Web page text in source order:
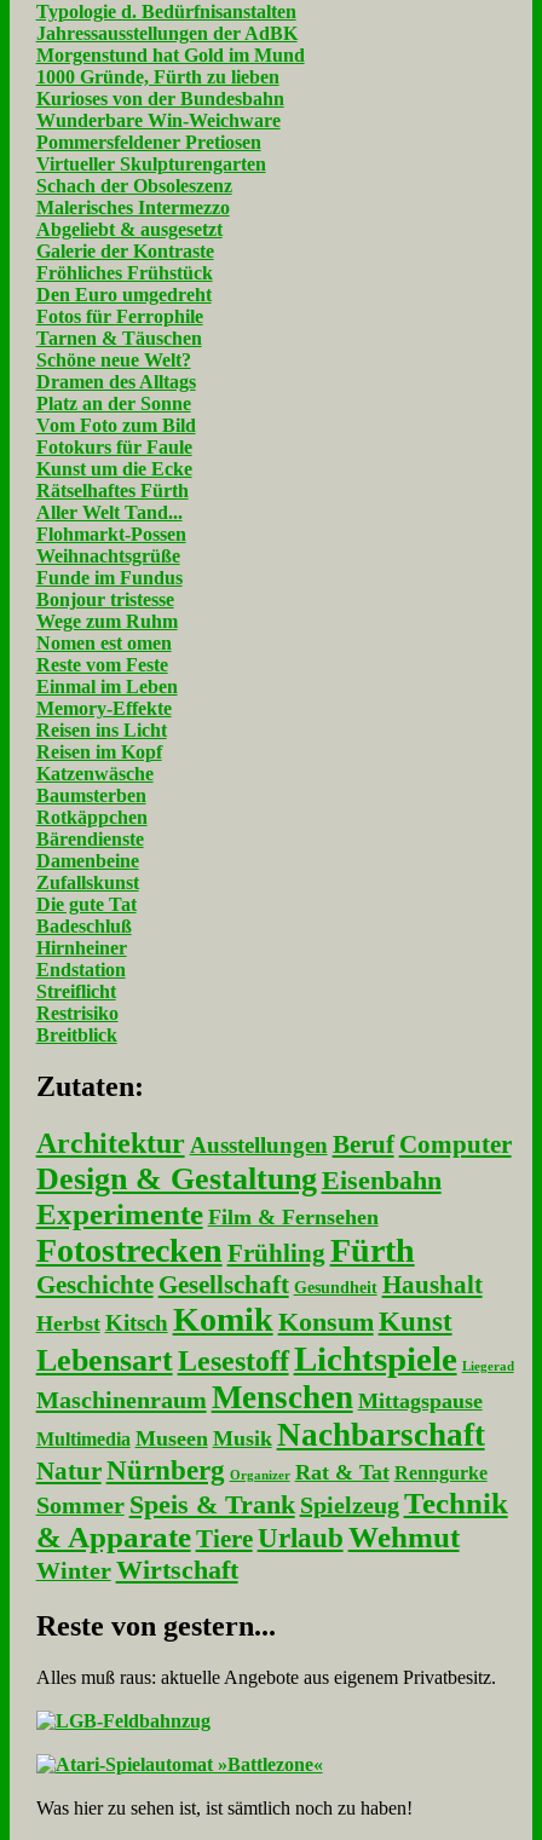
Typologie d. Bedürfnisanstalten
Jahressausstellungen der AdBK
Morgenstund hat Gold im Mund
1000 Gründe, Fürth zu lieben
Kurioses von der Bundesbahn
Wunderbare Win-Weichware
Pommersfeldener Pretiosen
Virtueller Skulpturengarten
Schach der Obsoleszenz
Malerisches Intermezzo
Abgeliebt & ausgesetzt
Galerie der Kontraste
Fröhliches Frühstück
Den Euro umgedreht
Fotos für Ferrophile
Tarnen & Täuschen
Schöne neue Welt?
Dramen des Alltags
Platz an der Sonne
Vom Foto zum Bild
Fotokurs für Faule
Kunst um die Ecke
Rätselhaftes Fürth
Aller Welt Tand...
Flohmarkt-Possen
Weihnachtsgrüße
Funde im Fundus
Bonjour tristesse
Wege zum Ruhm
Nomen est omen
Reste vom Feste
Einmal im Leben
Memory-Effekte
Reisen ins Licht
Reisen im Kopf
Katzenwäsche
Baumsterben
Rotkäppchen
Bärendienste
Damenbeine
Zufallskunst
Die gute Tat
Badeschluß
Hirnheiner
Endstation
Streiflicht
Restrisiko
Breitblick
Zu­ta­ten:
Architektur Ausstellungen Beruf Computer
Design & GestaltungEisenbahn
Experimente Film & Fernsehen
Fotostrecken Frühling Fürth
Geschichte Gesellschaft Gesundheit Haushalt
Herbst Kitsch Komik KonsumKunst
LebensartLesestoffLichtspiele Liegerad
Maschinenraum Menschen Mittagspause
Multimedia Museen Musik Nachbarschaft
NaturNürnberg Organizer Rat & Tat Renngurke
Sommer Speis & Trank Spielzeug Technik
& Apparate Tiere UrlaubWehmut
Winter Wirtschaft
Re­ste von ge­stern...
Alles muß raus: aktuelle An­ge­bo­te aus eigenem Privatbesitz.
Was hier zu sehen ist, ist sämt­lich noch zu haben!